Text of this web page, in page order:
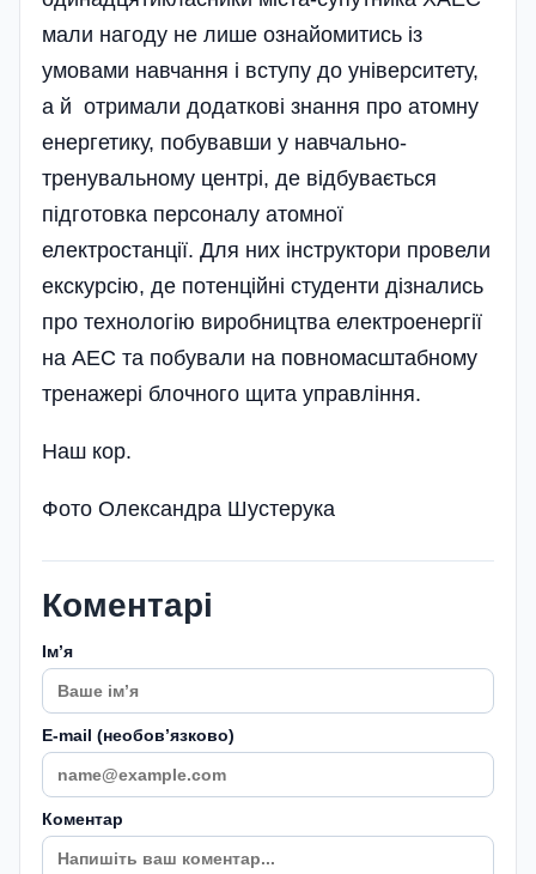
мали нагоду не лише ознайомитись із
умовами навчання і вступу до університету,
а й отримали додаткові знання про атомну
енергетику, побувавши у навчально-
тренувальному центрі, де відбувається
підготовка персоналу атомної
електростанції. Для них інструктори провели
екскурсію, де потенційні студенти дізнались
про технологію виробництва електроенергії
на АЕС та побували на повномасштабному
тренажері блочного щита управління.
Наш кор.
Фото Олександра Шустерука
Коментарі
Імʼя
E-mail (необовʼязково)
Коментар